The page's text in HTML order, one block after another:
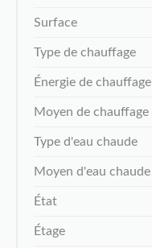
Surface
Type de chauffage
Énergie de chauffage
Moyen de chauffage
Type d'eau chaude
Moyen d'eau chaude
État
Étage